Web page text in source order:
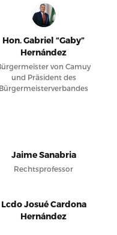
Hon. Gabriel “Gaby”
Hernández
von Camuy
und Präsident des
Bürgermeisterverbandes
Jaime Sanabria
Rechtsprofessor
Lcdo Josué Cardona
Hernández